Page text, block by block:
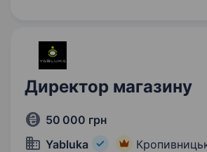
Директор магазину
50 000 грн
Yabluka